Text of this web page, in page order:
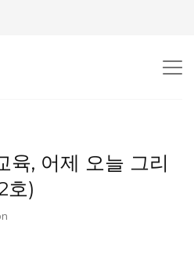
육, 어제 오늘 그리
호)